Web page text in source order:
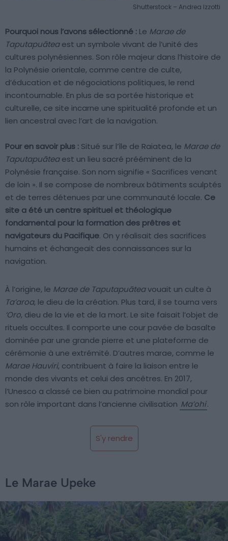
Shutterstock – Andrea Izzotti
Pourquoi nous l’avons sélectionné : Le Marae de
Taputapuāteaest un symbole vivant de l’unité des
cultures polynésiennes. Son rôle majeur dans l’histoire de
la Polynésie orientale, comme centre de culte,
d’éducation et de négociations politiques, le rend
incontournable. En plus de sa portée historique et
culturelle, ce site incarne une spiritualité profonde et un
lien ancestral avec l’art de la navigation.
Pour en savoir plus : Situé sur l’île de Raiatea, le Marae de
Taputapuāteaest un lieu sacré prééminent de la
Polynésie française. Son nom signifie « Sacrifices venant
de loin ». Il se compose de nombreux bâtiments sculptés
et de terres détenues par une communauté locale. Ce
site a été un centre spirituel et théologique
fondamental pour la formation des prêtres et
navigateurs du Pacifique. On y réalisait des sacrifices
humains et échangeait des connaissances sur la
navigation.
À l’origine, le Marae de Taputapuāteavouait un culte à
Ta’aroa, le dieu de la création. Plus tard, il se tourna vers
‘Oro, dieu de la vie et de la mort. Le site faisait l’objet de
rituels occultes. Il comporte une cour pavée de basalte
dominée par une grande pierre et une plateforme de
cérémonie à une extrémité. D’autres marae, comme le
Marae Hauviri, contribuent à faire la liaison entre le
monde des vivants et celui des ancêtres. En 2017,
l’Unesco a classé ce bien au patrimoine mondial pour
son rôle important dans l’ancienne civilisation Ma’ohi.
S'y rendre
Le Marae Upeke